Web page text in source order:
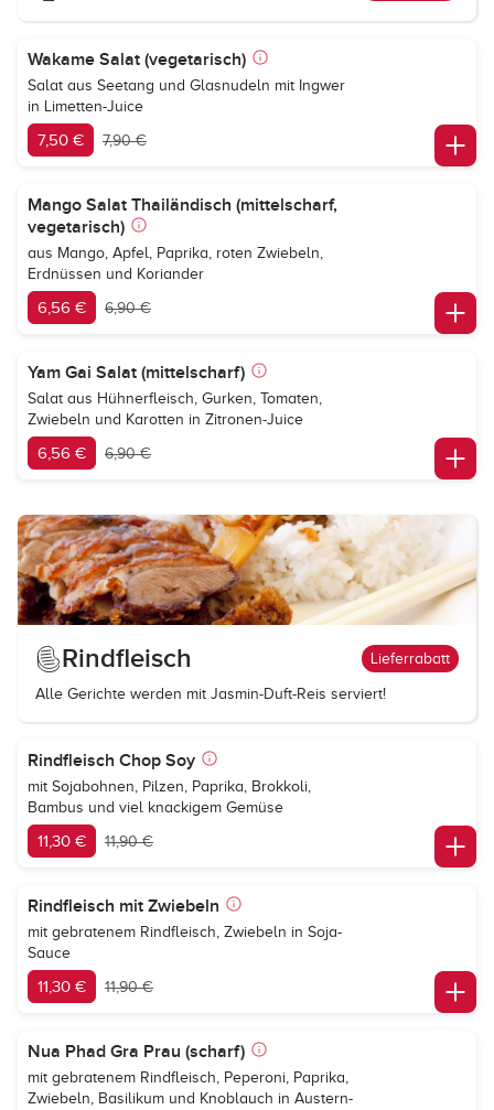
Wakame Salat (vegetarisch)
Salat aus Seetang und Glasnudeln mit Ingwer
in Limetten-Juice
7,50 € 7,90 €
Mango Salat Thailändisch (mittelscharf,
vegetarisch)
aus Mango, Apfel, Paprika, roten Zwiebeln,
Erdnüssen und Koriander
6,56 € 6,90 €
Yam Gai Salat (mittelscharf)
Salat aus Hühnerfleisch, Gurken, Tomaten,
Zwiebeln und Karotten in Zitronen-Juice
6,56 € 6,90 €
Rindfleisch Lieferrabatt
Alle Gerichte werden mit Jasmin-Duft-Reis serviert!
Rindfleisch Chop Soy
mit Sojabohnen, Pilzen, Paprika, Brokkoli,
Bambus und viel knackigem Gemüse
11,30 € 11,90 €
Rindfleisch mit Zwiebeln
mit gebratenem Rindfleisch, Zwiebeln in Soja-
Sauce
11,30 € 11,90 €
Nua Phad Gra Prau (scharf)
mit gebratenem Rindfleisch, Peperoni, Paprika,
Zwiebeln, Basilikum und Knoblauch in Austern-